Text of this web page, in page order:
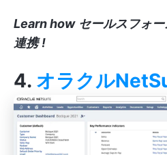
Learn how セールスフォ
連携 !
4. オラクル